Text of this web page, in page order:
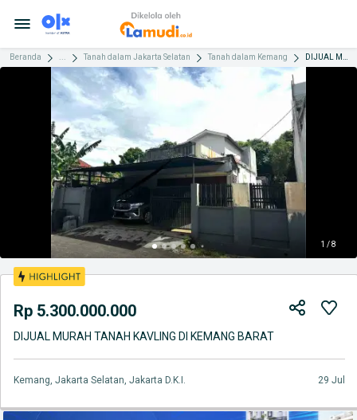
Beranda Tanah dalam Jakarta Selatan Tanah dalam Kemang
1 / 8
Rp 5.300.000.000
DIJUAL MURAH TANAH KAVLING DI KEMANG BARAT
Kemang, Jakarta Selatan, Jakarta D.K.I. 29 Jul